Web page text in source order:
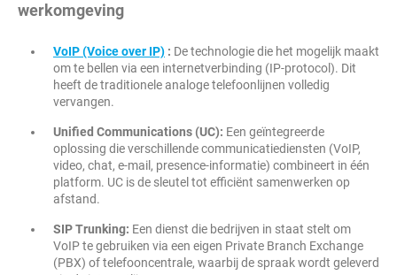
werkomgeving
VoIP (Voice over IP) : De technologie die het mogelijk maakt
om te bellen via een internetverbinding (IP-protocol). Dit
heeft de traditionele analoge telefoonlijnen volledig
vervangen.
Unified Communications (UC): Een geïntegreerde
oplossing die verschillende communicatiediensten (VoIP,
video, chat, e-mail, presence-informatie) combineert in één
platform. UC is de sleutel tot efficiënt samenwerken op
afstand.
SIP Trunking: Een dienst die bedrijven in staat stelt om
VoIP te gebruiken via een eigen Private Branch Exchange
(PBX) of telefooncentrale, waarbij de spraak wordt geleverd